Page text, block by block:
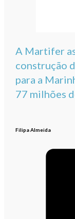
A Martifer
construção
para a
77 milhões
Filipa Almeida